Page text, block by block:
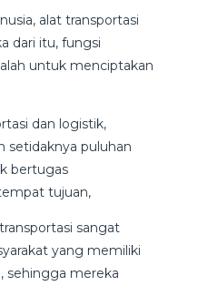
alat transportasi
dari itu, fungsi
untuk menciptakan
dan logistik,
setidaknya puluhan
bertugas
tujuan,
sangat
yang memiliki
sehingga mereka